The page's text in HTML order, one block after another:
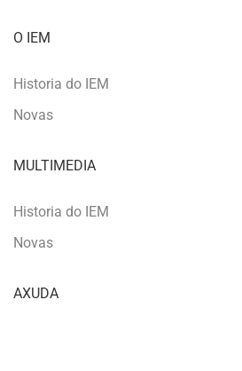
O IEM
Historia do IEM
Novas
MULTIMEDIA
Historia do IEM
Novas
AXUDA